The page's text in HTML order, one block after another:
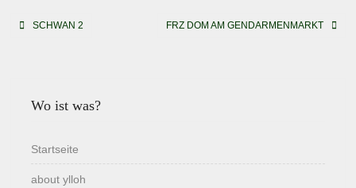
Beitragsnavigation
SCHWAN 2 FRZ DOM AM GENDARMENMARKT
Wo ist was?
Startseite
about ylloh